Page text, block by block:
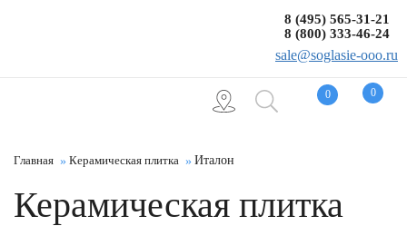
0 0
8 (495) 565-31-21
8 (800) 333-46-24
sale@soglasie-ooo.ru
Главная Керамическая плитка Италон
Керамическая плитка